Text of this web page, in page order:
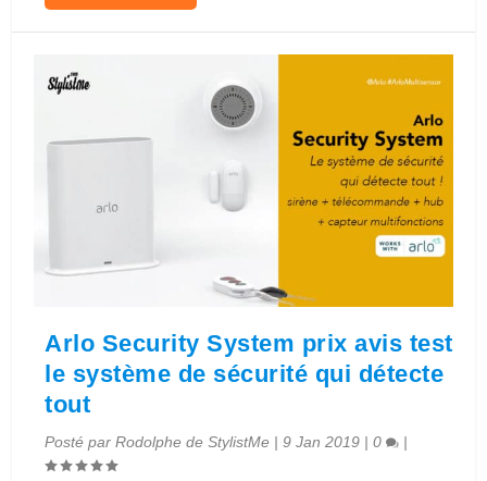
Arlo Security System prix avis test
le système de sécurité qui détecte
tout
Posté parRodolphe de StylistMe |9 Jan 2019 |0 |